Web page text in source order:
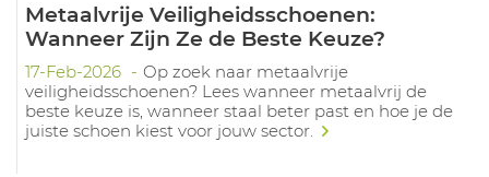
Metaalvrije Veiligheidsschoenen:
Wanneer Zijn Ze de Beste Keuze?
17-Feb-2026
Op zoek naar metaalvrije
veiligheidsschoenen? Lees wanneer metaalvrij de
beste keuze is, wanneer staal beter past en hoe je de
juiste schoen kiest voor jouw sector.